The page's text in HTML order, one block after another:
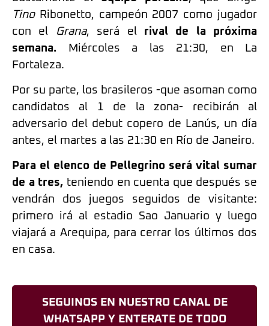
TinoRibonetto, campeón 2007 como jugador
con el
Grana, será el rival de la próxima
semana. Miércoles a las 21:30, en La
Fortaleza.
Por su parte, los brasileros -que asoman como
candidatos al 1 de la zona- recibirán al
adversario del debut copero de Lanús, un día
antes, el martes a las 21:30 en Río de Janeiro.
Para el elenco de Pellegrino será vital sumar
de a tres, teniendo en cuenta que después se
vendrán dos juegos seguidos de visitante:
primero irá al estadio Sao Januario y luego
viajará a Arequipa, para cerrar los últimos dos
en casa.
SEGUINOS EN NUESTRO CANAL DE
WHATSAPP Y ENTERATE DE TODO